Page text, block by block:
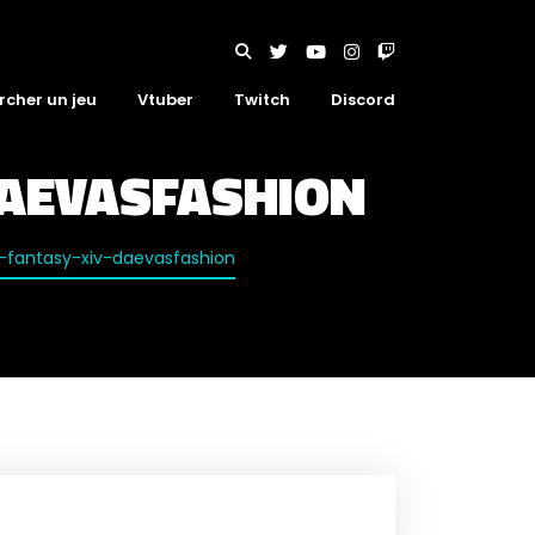
un jeu Vtuber Twitch Discord
xiv-daevasfashion